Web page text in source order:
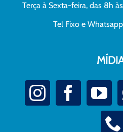
Terça à Sexta-feira, das 8h
Tel Fixo e